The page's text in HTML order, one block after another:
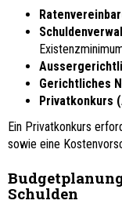
Gerichtliches
Privatkonkurs
Ein Privatkonkurs
sowie eine
Schulden